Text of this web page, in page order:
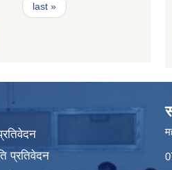
last »
प्रतिवेदन